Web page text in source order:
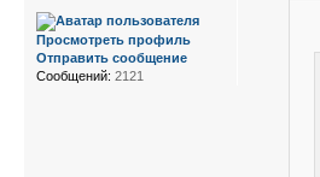
Просмотреть профиль
Отправить сообщение
Сообщений: 2121